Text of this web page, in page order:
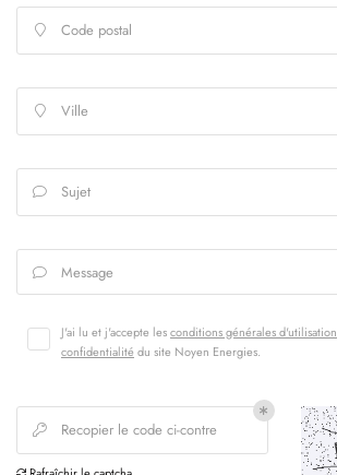
ÉLECTRICITÉ
 Code postal
 Ville
 Sujet
 Message
J'ai lu et j'accepte lesconditions générales d'utilisation
confidentialité du site Noyen Energies.
 Recopier le code ci-contre